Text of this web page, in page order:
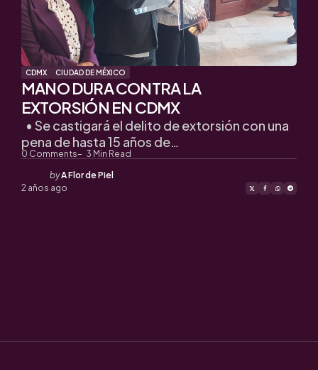
CDMX CIUDAD DE MÉXICO
MANO DURA CONTRA LA
EXTORSIÓN EN CDMX
0 Comments 3 Min Read
• Se castigará el delito de extorsión con una
pena de hasta 15 años de…
Posted
by
byA Flor de Piel
2 años ago